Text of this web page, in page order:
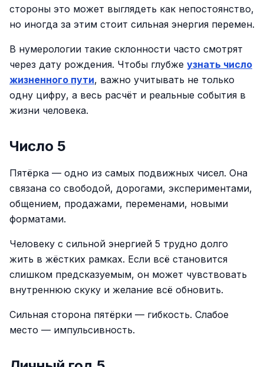
стороны это может выглядеть как непостоянство,
но иногда за этим стоит сильная энергия перемен.
В нумерологии такие склонности часто смотрят
через дату рождения. Чтобы глубже узнать число
жизненного пути, важно учитывать не только
одну цифру, а весь расчёт и реальные события в
жизни человека.
Число 5
Пятёрка — одно из самых подвижных чисел. Она
связана со свободой, дорогами, экспериментами,
общением, продажами, переменами, новыми
форматами.
Человеку с сильной энергией 5 трудно долго
жить в жёстких рамках. Если всё становится
слишком предсказуемым, он может чувствовать
внутреннюю скуку и желание всё обновить.
Сильная сторона пятёрки — гибкость. Слабое
место — импульсивность.